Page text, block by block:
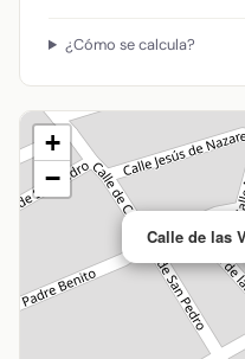
¿Cómo se calcula?
Calle de las
+
−